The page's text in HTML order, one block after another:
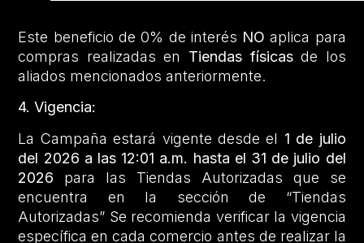
Este beneficio de 0% de interés NOaplica para
compras realizadas en Tiendas físicasde los
aliados mencionados anteriormente.
4. Vigencia:
La Campaña estará vigente desde el 1 de julio
del 2026 a las 12:01 a.m. hasta el 31 de julio del
2026 para las Tiendas Autorizadas que se
encuentra en la sección de “Tiendas
Autorizadas” Se recomienda verificar la vigencia
específica en cada comercio antes de realizar la